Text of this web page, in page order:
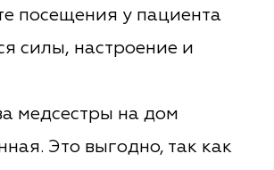
посещения у пациента
силы, настроение и
медсестры на дом
Это выгодно, так как